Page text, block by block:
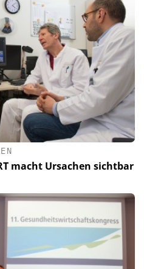
macht Ursachen sichtbar